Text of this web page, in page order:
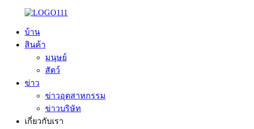
บ้าน
สินค้า
มนุษย์
สัตว์
ข่าว
ข่าวอุตสาหกรรม
ข่าวบริษัท
เกี่ยวกับเรา